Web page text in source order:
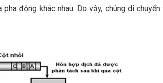
động khác nhau. Do vậy, chúng di